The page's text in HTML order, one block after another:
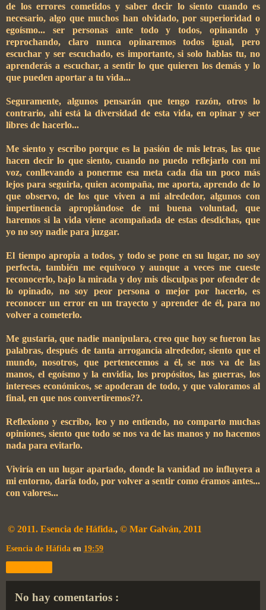
de los errores cometidos y saber decir lo siento cuando es
necesario, algo que muchos han olvidado, por superioridad o
egoísmo... ser personas ante todo y todos, opinando y
reprochando, claro nunca opinaremos todos igual, pero
escuchar y ser escuchado, es importante, si solo hablas tu, no
aprenderás a escuchar, a sentir lo que quieren los demás y lo
que pueden aportar a tu vida...
Seguramente, algunos pensarán que tengo razón, otros lo
contrario, ahí está la diversidad de esta vida, en opinar y ser
libres de hacerlo...
Me siento y escribo porque es la pasión de mis letras, las que
hacen decir lo que siento, cuando no puedo reflejarlo con mi
voz, conllevando a ponerme esa meta cada día un poco más
lejos para seguirla, quien acompaña, me aporta, aprendo de lo
que observo, de los que viven a mi alrededor, algunos con
impertinencia apropiándose de mi buena voluntad, que
haremos si la vida viene acompañada de estas desdichas, que
yo no soy nadie para juzgar.
El tiempo apropia a todos, y todo se pone en su lugar, no soy
perfecta, también me equivoco y aunque a veces me cueste
reconocerlo, bajo la mirada y doy mis disculpas por ofender de
lo opinado, no soy peor persona o mejor por hacerlo, es
reconocer un error en un trayecto y aprender de él, para no
volver a cometerlo.
Me gustaría, que nadie manipulara, creo que hoy se fueron las
palabras, después de tanta arrogancia alrededor, siento que el
mundo, nosotros, que pertenecemos a él, se nos va de las
manos, el egoísmo y la envidia, los propósitos, las guerras, los
intereses económicos, se apoderan de todo, y que valoramos al
final, en que nos convertiremos??.
Reflexiono y escribo, leo y no entiendo, no comparto muchas
opiniones, siento que todo se nos va de las manos y no hacemos
nada para evitarlo.
Viviría en un lugar apartado, donde la vanidad no influyera a
mi entorno, daría todo, por volver a sentir como éramos antes...
con valores...
© 2011. Esencia de Háfida., © Mar Galván, 2011
Esencia de Háfida en 19:59
No hay comentarios :